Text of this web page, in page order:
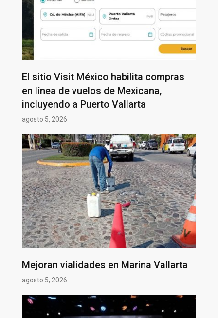
El sitio Visit México habilita compras
en línea de vuelos de Mexicana,
incluyendo a Puerto Vallarta
agosto 5, 2026
Mejoran vialidades en Marina Vallarta
agosto 5, 2026